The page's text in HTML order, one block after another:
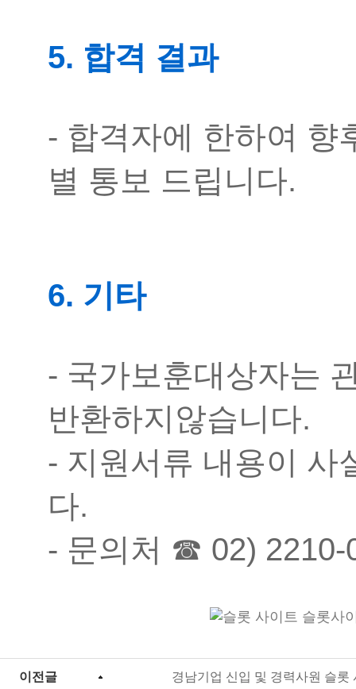
5. 합격 결과
- 합격자에 한하여 향
별 통보 드립니다.
6. 기타
- 국가보훈대상자는
반환하지않습니다.
- 지원서류 내용이 사
다.
- 문의처 ☎ 02) 2210-
이전글 경남기업 신입 및 경력사원 슬롯